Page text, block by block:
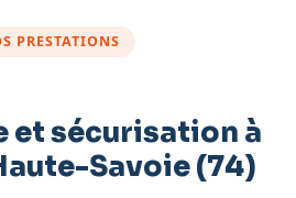
PRESTATIONS
et sécurisation à
Savoie (74)